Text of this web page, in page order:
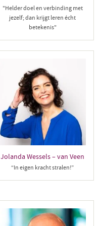
"Helder doel en verbinding met
jezelf; dan krijgt leren écht
betekenis"
Jolanda Wessels – van Veen
“In eigen kracht stralen!”